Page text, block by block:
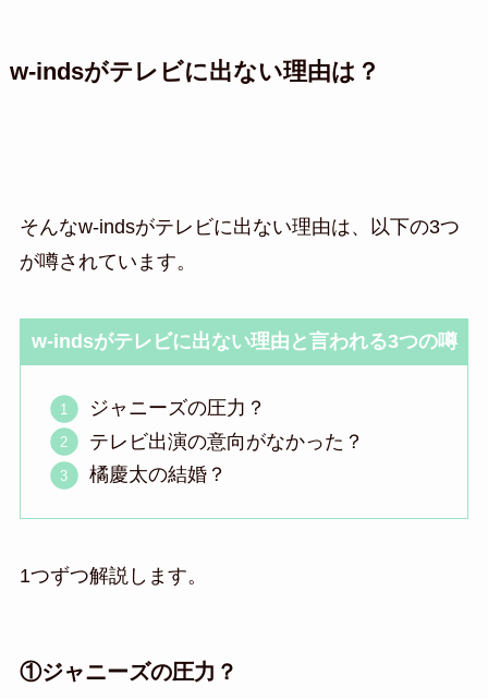
w-indsがテレビに出ない理由は？
そんなw-indsがテレビに出ない理由は、以下の3つ
が噂されています。
w-indsがテレビに出ない理由と言われる3つの噂
ジャニーズの圧力？
テレビ出演の意向がなかった？
橘慶太の結婚？
1つずつ解説します。
①ジャニーズの圧力？